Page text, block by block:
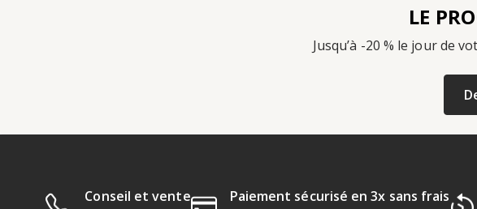
LE
Jusqu’à -20 % le jour de
Conseil et vente
Paiement sécurisé en 3x sans frais